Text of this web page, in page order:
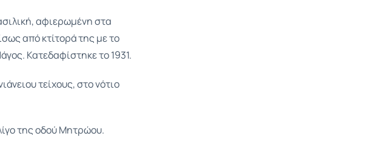
αφιερωμένη στα
από κτίτορά της με το
Κατεδαφίστηκε το 1931.
τείχους, στο νότιο
της οδού Μητρώου.